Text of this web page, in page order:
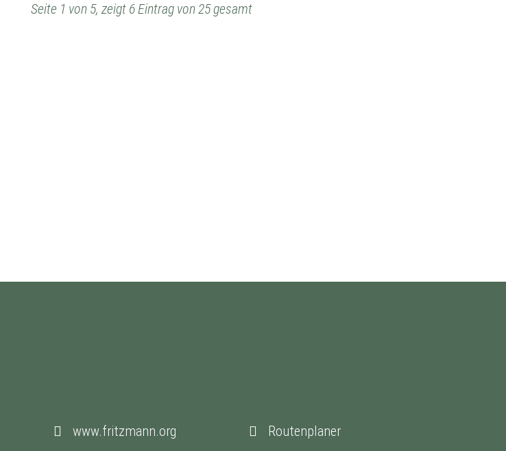
Seite 1 von 5, zeigt 6 Eintrag von 25 gesamt
www.fritzmann.org
Routenplaner